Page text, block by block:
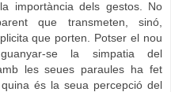
importància dels gestos. No
que transmeten, sinó,
que porten. Potser el nou
se la simpatia del
les seues paraules ha fet
és la seua percepció del